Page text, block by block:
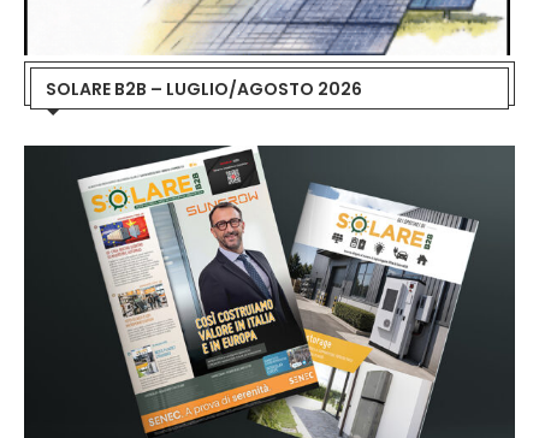
SOLARE B2B – LUGLIO/AGOSTO 2026